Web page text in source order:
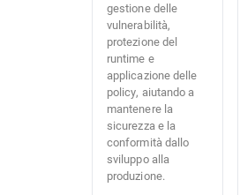
gestione delle
vulnerabilità,
protezione del
runtime e
applicazione delle
policy, aiutando a
mantenere la
sicurezza e la
conformità dallo
sviluppo alla
produzione.